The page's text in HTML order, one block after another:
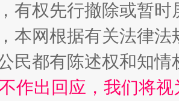
助力责任有效落实
有权先行撤除或暂
本网根据有关法律
民都有陈述权和知情
作出回应，我们将